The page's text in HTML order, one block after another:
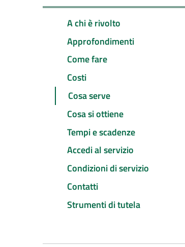
A chi è rivolto
Approfondimenti
Come fare
Costi
Cosa serve
Cosa si ottiene
Tempi e scadenze
Accedi al servizio
Condizioni di servizio
Contatti
Strumenti di tutela